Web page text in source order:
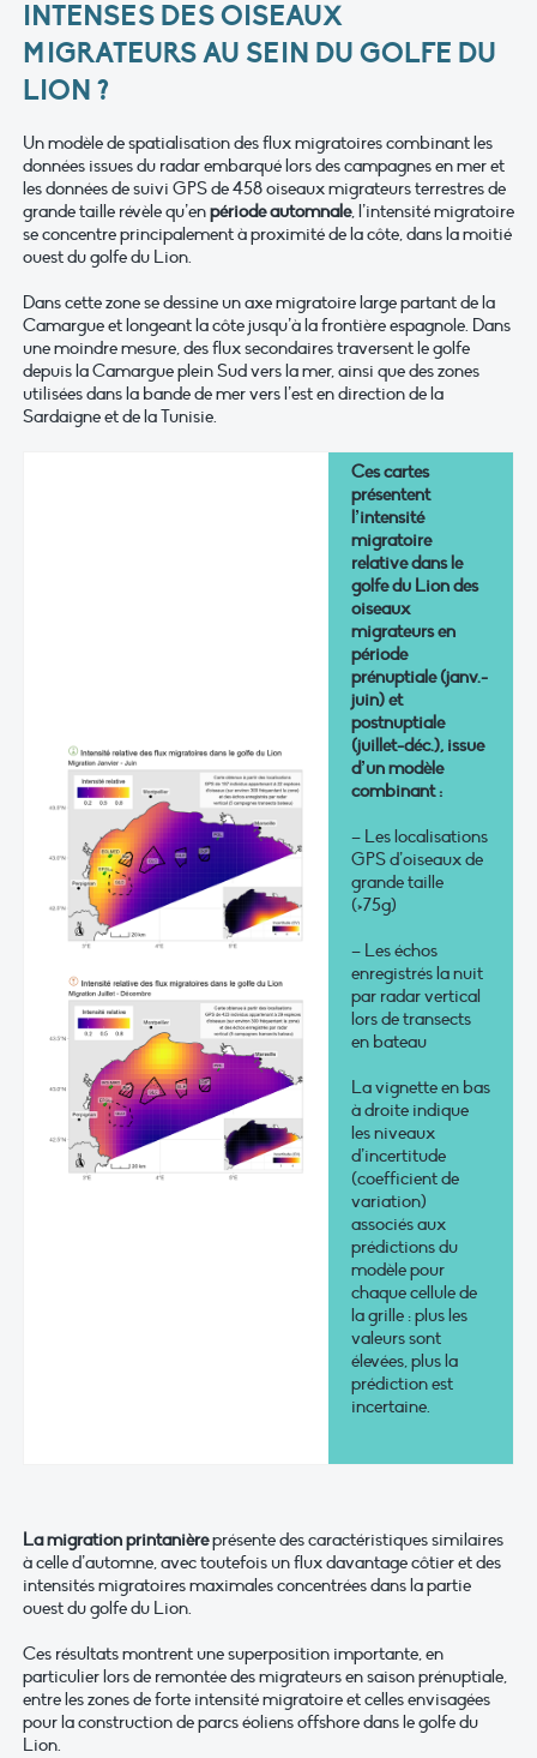
INTENSES DES OISEAUX
MIGRATEURS AU SEIN DU GOLFE DU
LION ?
Un modèle de spatialisation des flux migratoires combinant les
données issues du radar embarqué lors des campagnes en mer et
les données de suivi GPS de 458 oiseaux migrateurs terrestres de
grande taille révèle qu’enpériode automnale, l’intensité migratoire
se concentre principalement à proximité de la côte, dans la moitié
ouest du golfe du Lion.
Dans cette zone se dessine un axe migratoire large partant de la
Camargue et longeant la côte jusqu’à la frontière espagnole. Dans
une moindre mesure, des flux secondaires traversent le golfe
depuis la Camargue plein Sud vers la mer, ainsi que des zones
utilisées dans la bande de mer vers l’est en direction de la
Sardaigne et de la Tunisie.
Ces cartes
présentent
l’intensité
migratoire
relative dans le
golfe du Lion des
oiseaux
migrateurs en
période
prénuptiale (janv.-
juin) et
postnuptiale
(juillet-déc.), issue
d’un modèle
combinant :
– Les localisations
GPS d’oiseaux de
grande taille
(>75g)
– Les échos
enregistrés la nuit
par radar vertical
lors de transects
en bateau
La vignette en bas
à droite indique
les niveaux
d’incertitude
(coefficient de
variation)
associés aux
prédictions du
modèle pour
chaque cellule de
la grille : plus les
valeurs sont
élevées, plus la
prédiction est
incertaine.
La migration printanièreprésente des caractéristiques similaires
à celle d’automne, avec toutefois un flux davantage côtier et des
intensités migratoires maximales concentrées dans la partie
ouest du golfe du Lion.
Ces résultats montrent une superposition importante, en
particulier lors de remontée des migrateurs en saison prénuptiale,
entre les zones de forte intensité migratoire et celles envisagées
pour la construction de parcs éoliens offshore dans le golfe du
Lion.